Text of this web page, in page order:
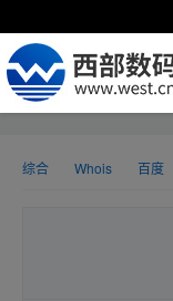
综合 Whois 百度